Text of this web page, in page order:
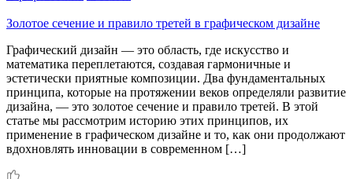
Золотое сечение и правило третей в графическом дизайне
Графический дизайн — это область, где искусство и
математика переплетаются, создавая гармоничные и
эстетически приятные композиции. Два фундаментальных
принципа, которые на протяжении веков определяли развитие
дизайна, — это золотое сечение и правило третей. В этой
статье мы рассмотрим историю этих принципов, их
применение в графическом дизайне и то, как они продолжают
вдохновлять инновации в современном […]